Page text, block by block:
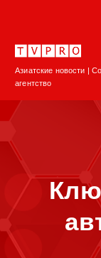
к
Азиатские новости |
агентство